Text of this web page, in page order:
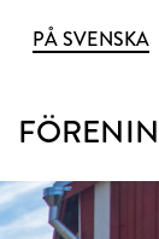
PÅ SVENSKA